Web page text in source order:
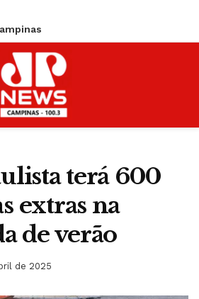
terá 600
extras na
de verão
de 2025